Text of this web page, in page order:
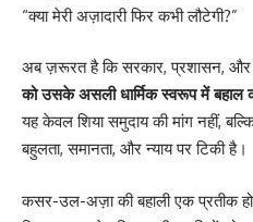
“क्या मेरी अज़ादारी फिर कभी लौटेगी?”
अब ज़रूरत है कि सरकार, प्रशासन, और
को उसके असली धार्मिक स्वरूप में बहाल
यह केवल शिया समुदाय की मांग नहीं,
बहुलता, समानता, और न्याय पर टिकी है।
कसर-उल-अज़ा की बहाली एक प्रतीक